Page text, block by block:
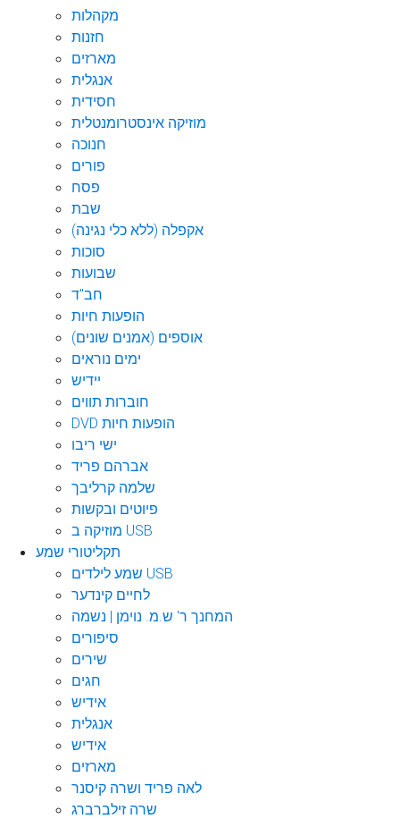
מקהלות
חזנות
מארזים
אנגלית
חסידית
מוזיקה אינסטרומנטלית
חנוכה
פורים
פסח
שבת
אקפלה (ללא כלי נגינה)
סוכות
שבועות
חב"ד
הופעות חיות
אוספים (אמנים שונים)
ימים נוראים
יידיש
חוברות תווים
DVD הופעות חיות
ישי ריבו
אברהם פריד
שלמה קרליבך
פיוטים ובקשות
מוזיקה ב USB
תקליטורי שמע
שמע לילדים USB
לחיים קינדער
המחנך ר' ש.מ. נוימן | נשמה
סיפורים
שירים
חגים
אידיש
אנגלית
אידיש
מארזים
לאה פריד ושרה קיסנר
שרה זילברברג